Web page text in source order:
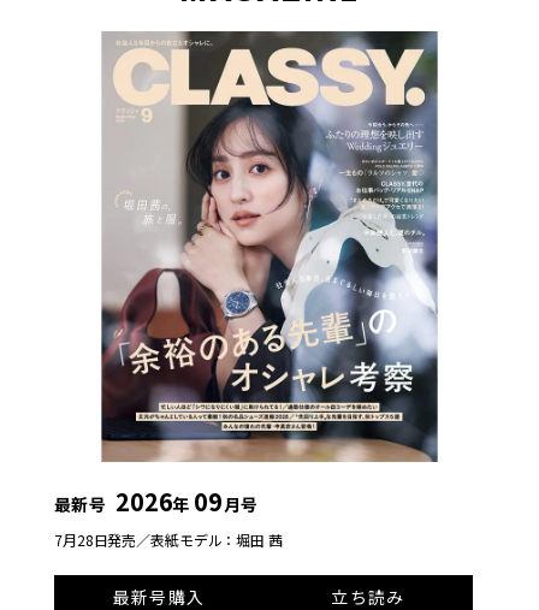
最新号 2026年 09月号
7月28日発売／表紙モデル：堀田 茜
最新号購入
立ち読み